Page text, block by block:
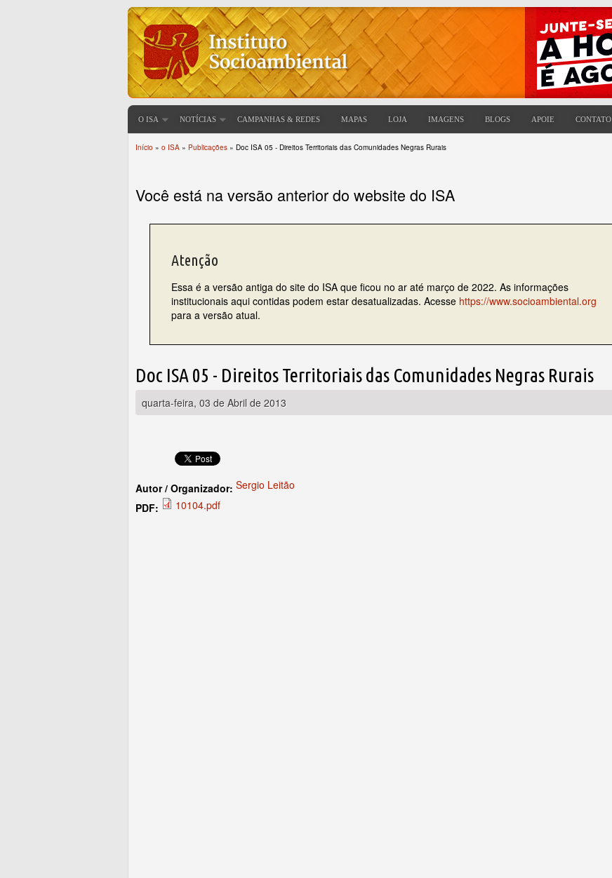
O ISA NOTÍCIAS CAMPANHAS & REDES MAPAS LOJA IMAGENS BLOGS APOIE CONTATO
Início » o ISA » Publicações » Doc ISA 05 - Direitos Territoriais das Comunidades Negras Rurais
Você está na versão anterior do website do ISA
Atenção
Essa é a versão antiga do site do ISA que ficou no ar até março de 2022. As informações
institucionais aqui contidas podem estar desatualizadas. Acesse https://www.socioambiental.org
para a versão atual.
Doc ISA 05 - Direitos Territoriais das Comunidades Negras Rurais
quarta-feira, 03 de Abril de 2013
Autor / Organizador: Sergio Leitão
PDF:
10104.pdf